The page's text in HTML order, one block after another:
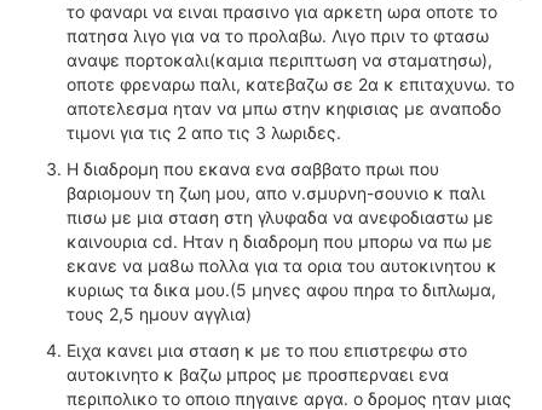
το φαναρι να ειναι πρασινο για αρκετη ωρα οποτε το
πατησα λιγο για να το προλαβω. Λιγο πριν το φτασω
αναψε πορτοκαλι(καμια περιπτωση να σταματησω),
οποτε φρεναρω παλι, κατεβαζω σε 2α κ επιταχυνω. το
αποτελεσμα ηταν να μπω στην κηφισιας με αναποδο
τιμονι για τις 2 απο τις 3 λωριδες.
Η διαδρομη που εκανα ενα σαββατο πρωι που
βαριομουν τη ζωη μου, απο ν.σμυρνη-σουνιο κ παλι
πισω με μια σταση στη γλυφαδα να ανεφοδιαστω με
καινουρια cd. Ηταν η διαδρομη που μπορω να πω με
εκανε να μα8ω πολλα για τα ορια του αυτοκινητου κ
κυριως τα δικα μου.(5 μηνες αφου πηρα το διπλωμα,
τους 2,5 ημουν αγγλια)
Ειχα κανει μια σταση κ με το που επιστρεφω στο
αυτοκινητο κ βαζω μπρος με προσπερναει ενα
περιπολικο το οποιο πηγαινε αργα. ο δρομος ηταν μιας